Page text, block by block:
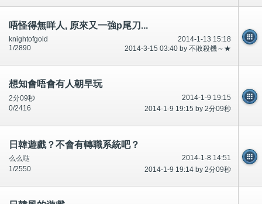
唔怪得無咩人, 原來又一強p尾刀...
2014-1-13 15:18
knightofgold
2014-3-15 03:40 by 不敗殺機～★
1/2890
想知會唔會有人朝早玩
2014-1-9 19:15
2分09秒
2014-1-9 19:15 by 2分09秒
0/2416
日韓遊戲？不會有轉職系統吧？
2014-1-8 14:51
么么哒
2014-1-9 19:14 by 2分09秒
1/2550